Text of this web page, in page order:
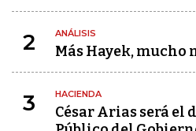
2 ANÁLISIS
Más Hayek, mucho
3 HACIENDA
César Arias será el